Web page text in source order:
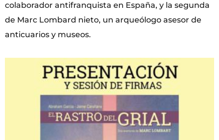
colaborador antifranquista en España, y la segunda
de Marc Lombard nieto, un arqueólogo asesor de
anticuarios y museos.